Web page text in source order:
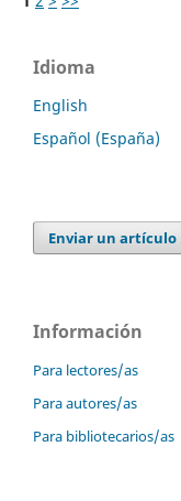
Idioma
English
Español (España)
Enviar un artículo
Información
Para lectores/as
Para autores/as
Para bibliotecarios/as